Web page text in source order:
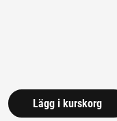
Lägg i kurskorg